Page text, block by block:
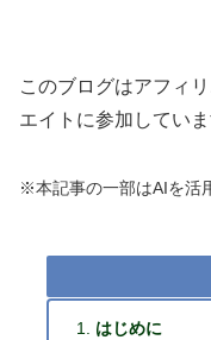
このブログはアフィ
エイトに参加していま
※本記事の一部はAIを活
はじめに